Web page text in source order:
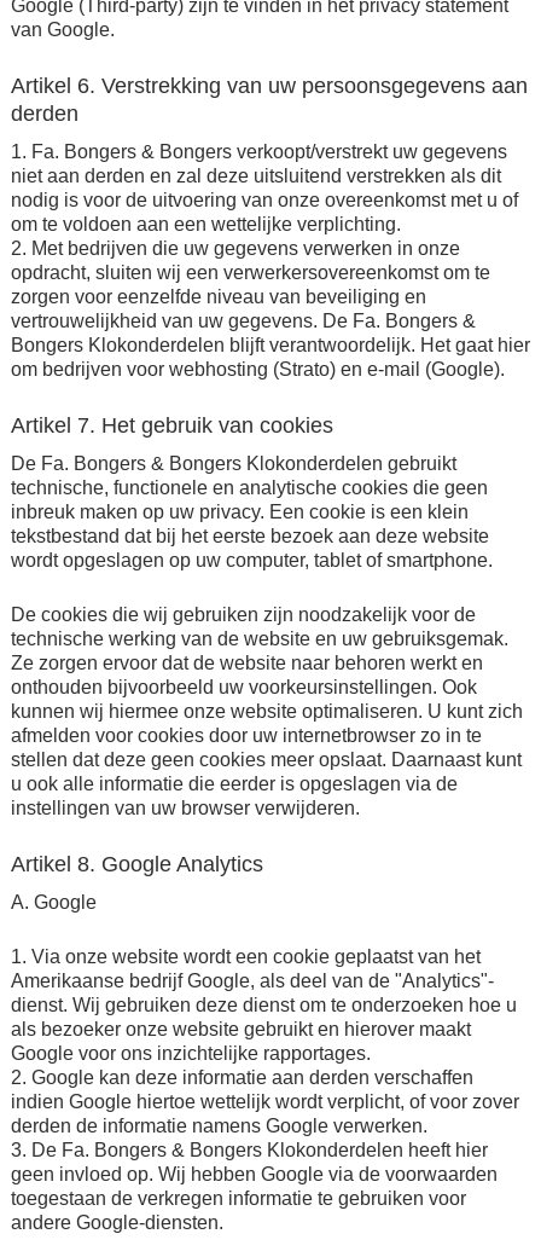
Google (Third-party) zijn te vinden in het privacy statement
van Google.
Artikel 6. Verstrekking van uw persoonsgegevens aan
derden
1. Fa. Bongers & Bongers verkoopt/verstrekt uw gegevens
niet aan derden en zal deze uitsluitend verstrekken als dit
nodig is voor de uitvoering van onze overeenkomst met u of
om te voldoen aan een wettelijke verplichting.
2. Met bedrijven die uw gegevens verwerken in onze
opdracht, sluiten wij een verwerkersovereenkomst om te
zorgen voor eenzelfde niveau van beveiliging en
vertrouwelijkheid van uw gegevens. De Fa. Bongers &
Bongers Klokonderdelen blijft verantwoordelijk. Het gaat hier
om bedrijven voor webhosting (Strato) en e-mail (Google).
Artikel 7. Het gebruik van cookies
De Fa. Bongers & Bongers Klokonderdelen gebruikt
technische, functionele en analytische cookies die geen
inbreuk maken op uw privacy. Een cookie is een klein
tekstbestand dat bij het eerste bezoek aan deze website
wordt opgeslagen op uw computer, tablet of smartphone.
De cookies die wij gebruiken zijn noodzakelijk voor de
technische werking van de website en uw gebruiksgemak.
Ze zorgen ervoor dat de website naar behoren werkt en
onthouden bijvoorbeeld uw voorkeursinstellingen. Ook
kunnen wij hiermee onze website optimaliseren. U kunt zich
afmelden voor cookies door uw internetbrowser zo in te
stellen dat deze geen cookies meer opslaat. Daarnaast kunt
u ook alle informatie die eerder is opgeslagen via de
instellingen van uw browser verwijderen.
Artikel 8. Google Analytics
A. Google
1. Via onze website wordt een cookie geplaatst van het
Amerikaanse bedrijf Google, als deel van de "Analytics"-
dienst. Wij gebruiken deze dienst om te onderzoeken hoe u
als bezoeker onze website gebruikt en hierover maakt
Google voor ons inzichtelijke rapportages.
2. Google kan deze informatie aan derden verschaffen
indien Google hiertoe wettelijk wordt verplicht, of voor zover
derden de informatie namens Google verwerken.
3. De Fa. Bongers & Bongers Klokonderdelen heeft hier
geen invloed op. Wij hebben Google via de voorwaarden
toegestaan de verkregen informatie te gebruiken voor
andere Google-diensten.